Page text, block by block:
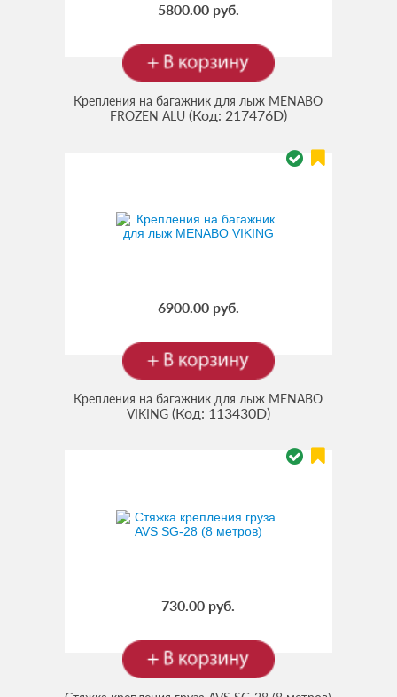
5800.00 руб.
Крепления на багажник для лыж MENABO
FROZEN ALU (Код: 217476D)
6900.00 руб.
Крепления на багажник для лыж MENABO
VIKING (Код: 113430D)
730.00 руб.